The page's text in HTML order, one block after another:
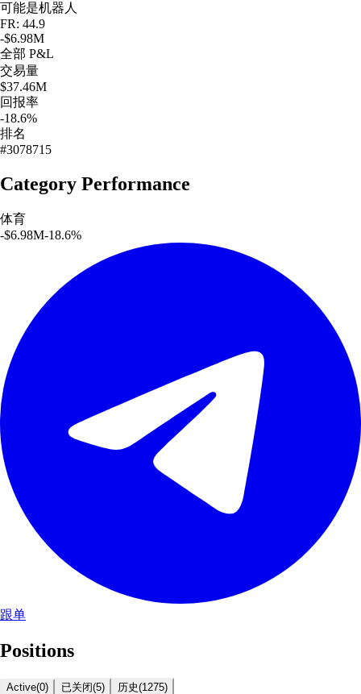
可能是机器人
FR: 44.9
-$6.98M
全部 P&L
交易量
$37.46M
回报率
-18.6%
排名
#3078715
Category Performance
体育
-$6.98M-18.6%
跟单
Positions
Active(0) 已关闭(5) 历史(1275)